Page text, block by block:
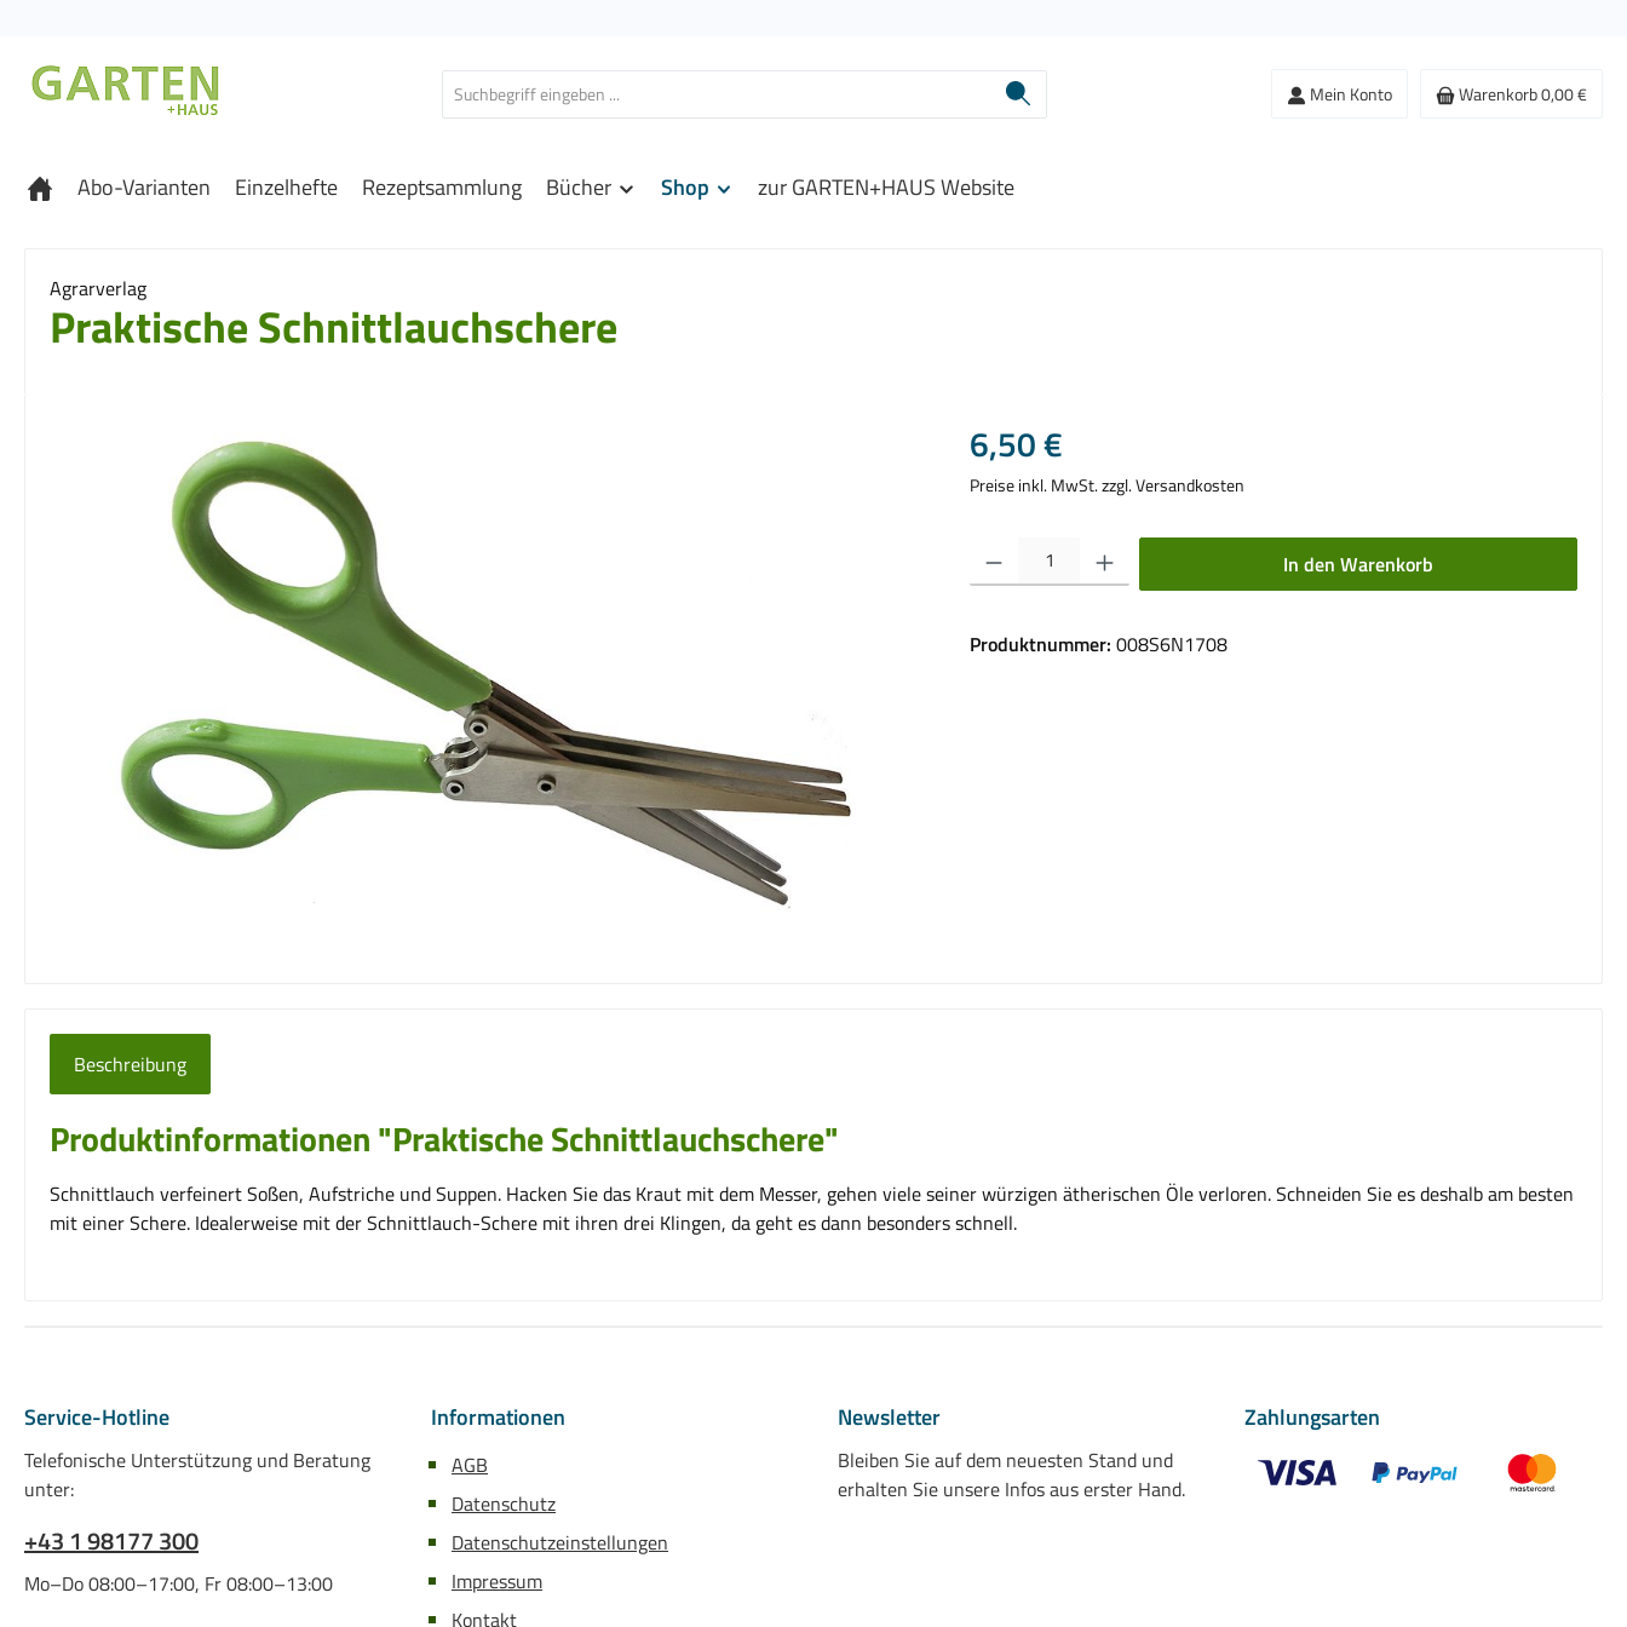
Mein Konto Warenkorb0,00 €
Abo-Varianten Einzelhefte Rezeptsammlung Bücher Shop zur GARTEN+HAUS Website
Agrarverlag
Praktische Schnittlauchschere
Regulärer Preis:
6,50 €
Preise inkl. MwSt. zzgl. Versandkosten
Produkt Anzahl: Gib den gewünschten Wert ein oder benutze die Schaltflächen um die
In den Warenkorb
Produktnummer: 008S6N1708
Beschreibung
Produktinformationen "Praktische Schnittlauchschere"
Schnittlauch verfeinert Soßen, Aufstriche und Suppen. Hacken Sie das Kraut mit dem Messer, gehen viele seiner würzigen ätherischen Öle verloren. Schneiden Sie es deshalb am besten
mit einer Schere. Idealerweise mit der Schnittlauch-Schere mit ihren drei Klingen, da geht es dann besonders schnell.
Service-Hotline
Telefonische Unterstützung und Beratung
unter:
+43 1 98177 300
Mo–Do 08:00–17:00, Fr 08:00–13:00
Informationen
AGB
Datenschutz
Datenschutzeinstellungen
Impressum
Kontakt
Newsletter
Bleiben Sie auf dem neuesten Stand und
erhalten Sie unsere Infos aus erster Hand.
Zahlungsarten